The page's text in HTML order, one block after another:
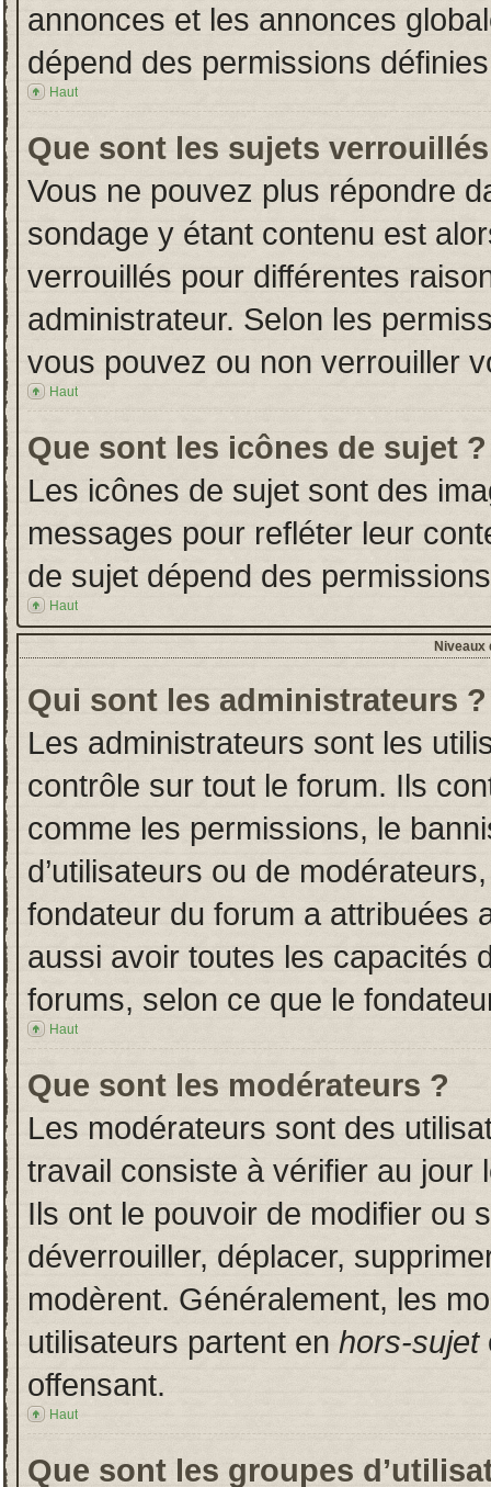
annonces et les annonces
dépend des permissions
Haut
Que sont les sujets
Vous ne pouvez plus répondre
sondage y étant contenu est
verrouillés pour différentes
administrateur. Selon les
vous pouvez ou non verrouiller
Haut
Que sont les icônes de sujet ?
Les icônes de sujet sont des
messages pour refléter leur
de sujet dépend des
Haut
Niveaux
Qui sont les administrateurs ?
Les administrateurs sont les
contrôle sur tout le forum. Ils
comme les permissions, le
d’utilisateurs ou de
fondateur du forum a attribuées
aussi avoir toutes les capacités
forums, selon ce que le
Haut
Que sont les modérateurs ?
Les modérateurs sont des
travail consiste à vérifier au jour
Ils ont le pouvoir de modifier ou
déverrouiller, déplacer,
modèrent. Généralement, les
utilisateurs partent en hors-sujet
offensant.
Haut
Que sont les groupes